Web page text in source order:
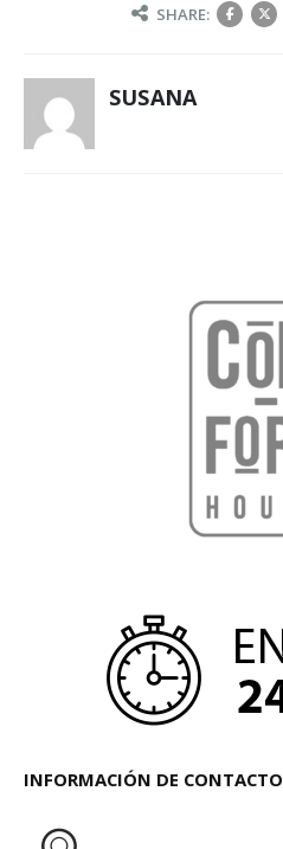
SHARE:
SUSANA
INFORMACIÓN DE CONTACTO